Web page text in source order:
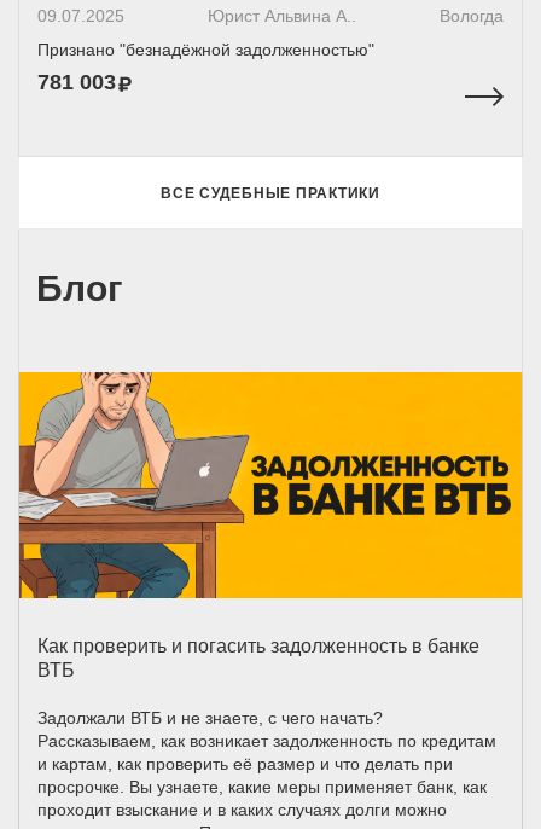
09.07.2025 Юрист Альвина А..
Вологда
Признано "безнадёжной задолженностью"
781 003
ВСЕ СУДЕБНЫЕ ПРАКТИКИ
Блог
Как проверить и погасить задолженность в банке
ВТБ
Задолжали ВТБ и не знаете, с чего начать?
Рассказываем, как возникает задолженность по кредитам
и картам, как проверить её размер и что делать при
просрочке. Вы узнаете, какие меры применяет банк, как
проходит взыскание и в каких случаях долги можно